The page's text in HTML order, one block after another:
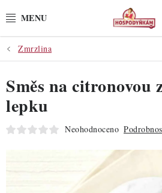
na
POTŘEBY
POMŮCKY
SUROVINY
Zmrzlina
Směs na citronovou
lepku
Neohodnoceno